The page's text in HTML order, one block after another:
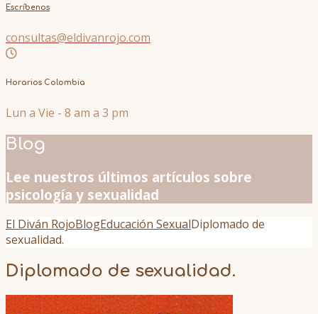
Escríbenos
consultas@eldivanrojo.com
Horarios Colombia
Lun a Vie - 8 am a 3 pm
Blog
Lee nuestros últimos artículos sobre
psicología y sexualidad
El Diván RojoBlogEducación SexualDiplomado de
sexualidad.
Diplomado de sexualidad.